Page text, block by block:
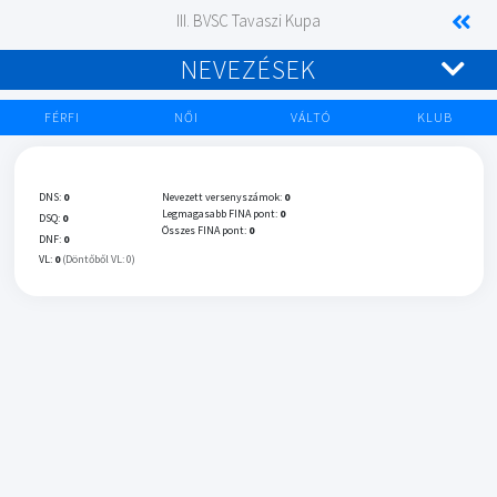
III. BVSC Tavaszi Kupa
NEVEZÉSEK
FÉRFI NŐI VÁLTÓ KLUB
DNS: 0
DSQ: 0
DNF: 0
VL: 0 (Döntőből VL: 0)
Nevezett versenyszámok: 0
Legmagasabb FINA pont: 0
Összes FINA pont: 0